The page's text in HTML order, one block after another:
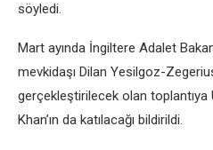
söyledi.
Mart ayında İngiltere Adalet
mevkidaşı Dilan Yesilgoz-
gerçekleştirilecek olan toplantıya
Khan’ın da katılacağı bildirildi.